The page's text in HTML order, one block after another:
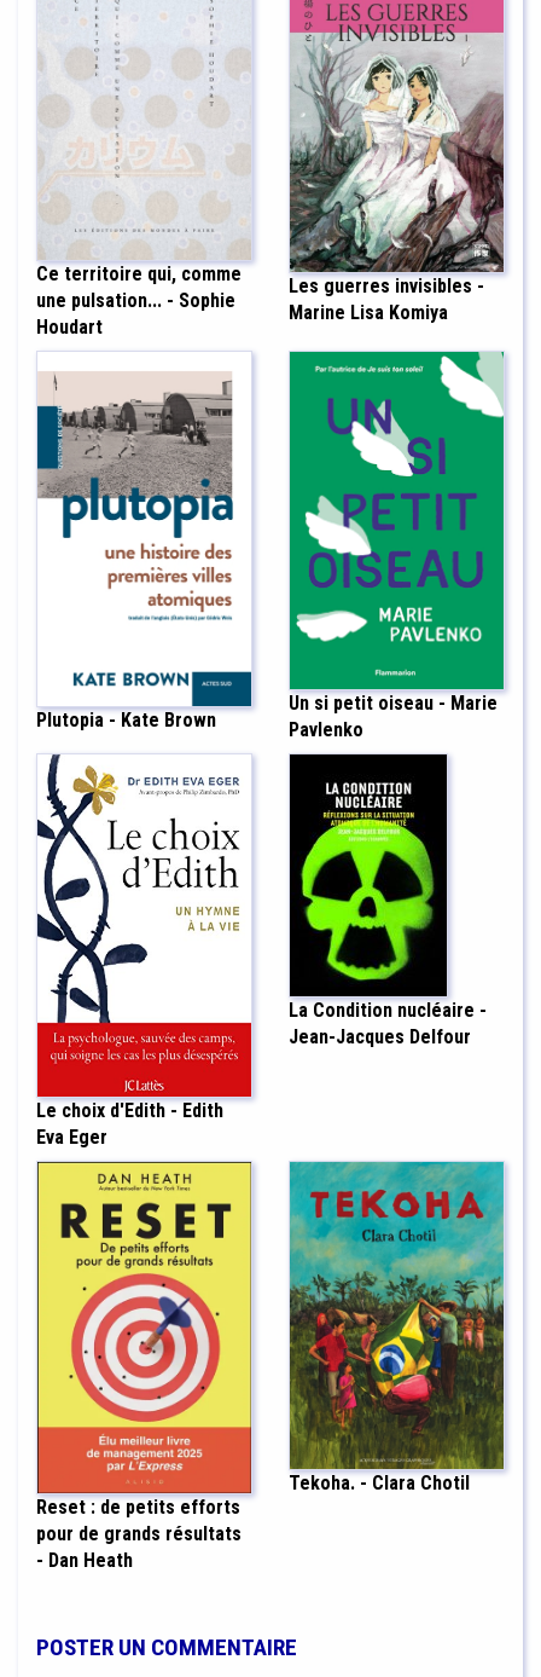
Ce territoire qui, comme
une pulsation... - Sophie
Houdart
Les guerres invisibles -
Marine Lisa Komiya
Plutopia - Kate Brown
Un si petit oiseau - Marie
Pavlenko
Le choix d'Edith - Edith
Eva Eger
La Condition nucléaire -
Jean-Jacques Delfour
Reset : de petits efforts
pour de grands résultats
- Dan Heath
Tekoha. - Clara Chotil
POSTER UN COMMENTAIRE